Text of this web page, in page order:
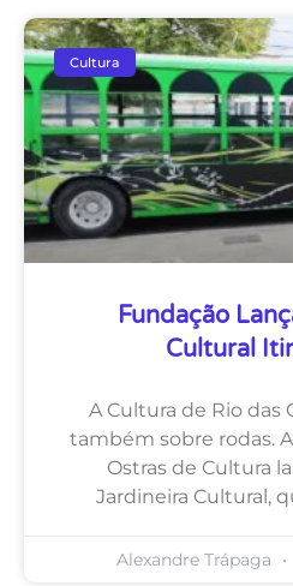
Cultura
Fundação
Cultural
A Cultura de Rio das
também sobre rodas.
Ostras de Cultura
Jardineira Cultural,
Alexandre Trápaga